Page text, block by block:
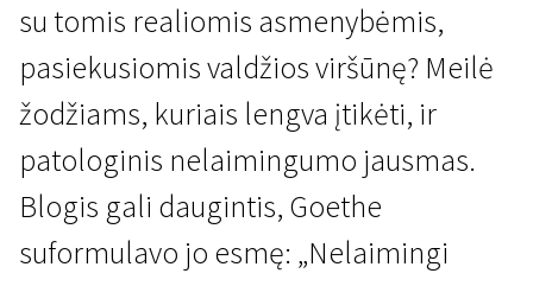
su tomis realiomis asmenybėmis,
pasiekusiomis valdžios viršūnę? Meilė
žodžiams, kuriais lengva įtikėti, ir
patologinis nelaimingumo jausmas.
Blogis gali daugintis, Goethe
suformulavo jo esmę: „Nelaimingi